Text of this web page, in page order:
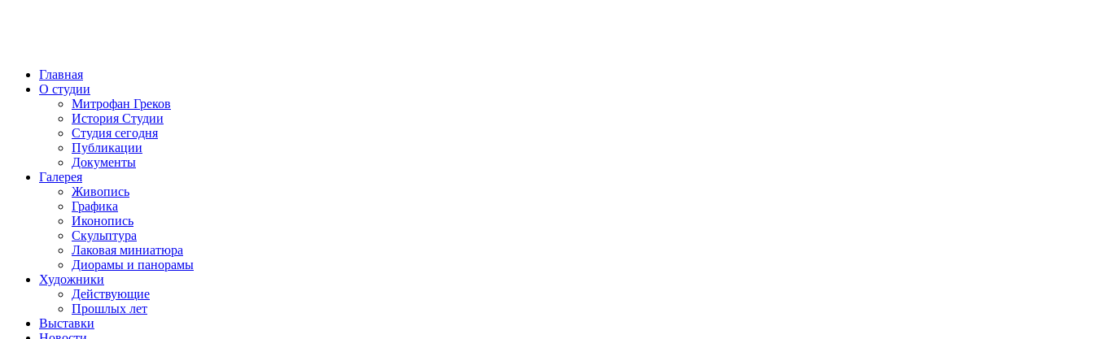
Главная
О студии
Митрофан Греков
История Студии
Студия сегодня
Публикации
Документы
Галерея
Живопись
Графика
Иконопись
Скульптура
Лаковая миниатюра
Диорамы и панорамы
Художники
Действующие
Прошлых лет
Выставки